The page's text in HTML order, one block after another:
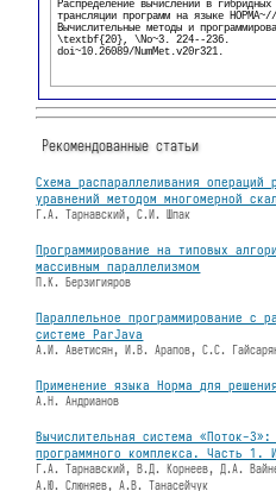
Рекомендованные статьи
Схема распараллеливания операций
уравнений методом многомерной
Г.А. Тарнавский, С.И. Шпак
Программирование на типовых
массивным параллелизмом
П.К. Берзигияров
Параллельное программирование с
системе ParJava
А.И. Аветисян, И.В. Арапов, С.С.
Применение языка Норма для
А.Н. Андрианов
Вычислительная система «Поток-3»:
программного комплекса. Часть 1.
Г.А. Тарнавский, В.Д. Корнеев, Д.А.
А.Ю. Слюняев, А.В. Танасейчук